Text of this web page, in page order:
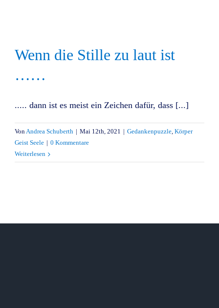
Wenn die Stille zu laut ist
……
..... dann ist es meist ein Zeichen dafür, dass [...]
VonAndrea Schuberth | Mai 12th, 2021 | Gedankenpuzzle, Körper
Geist Seele | 0 Kommentare
Weiterlesen